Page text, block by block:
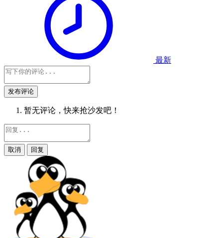
最新
发布评论
暂无评论，快来抢沙发吧！
取消 回复